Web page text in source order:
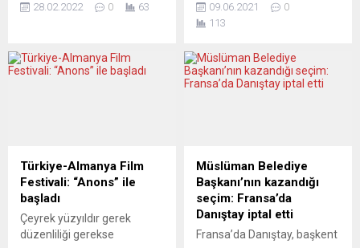
komedyeniyken
Zelenskiy Rusya’nın bir
numaralı hedefi. Bir
tarafından bile
küçümsenmiş, ancak 2019
ilkbaharında ülkenin en
yüksek makamına seçilmeyi
başarmıştı. Birçok
siyasetçide kriz
28.02.2022 0 63
engellemek için Türkiye
sınırına yerleştirdiği sağır
ses topunu “tuhaf bir
yöntem” sözleriyle eleştirdi.
Johansson ile Yunanistan’ın
Göç ve İltica Bakanı Notis
Mitarakis’in Brüksel’deki
görüşmesinden sonra
düzenlenen basın
toplantısında, konuyla ilgili
09.06.2021
0
113
Türkiye-Almanya Film
Festivali: “Anons” ile
başladı
Çeyrek yüzyıldır gerek
düzenliliği gerekse
Müslüman Belediye
Başkanı’nın kazandığı
seçim: Fransa’da
Danıştay iptal etti
Fransa’da Danıştay, başkent